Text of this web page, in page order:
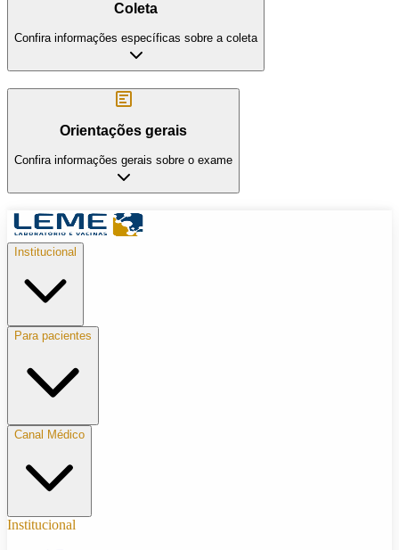
Coleta
Confira informações específicas sobre a coleta
Orientações gerais
Confira informações gerais sobre o exame
Institucional
Para pacientes
Canal Médico
Institucional